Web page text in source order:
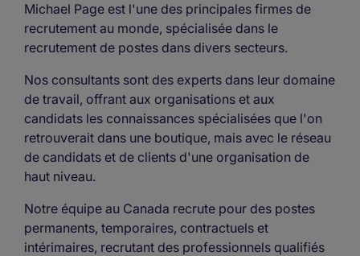
Michael Page est l'une des principales firmes de
recrutement au monde, spécialisée dans le
recrutement de postes dans divers secteurs.
Nos consultants sont des experts dans leur domaine
de travail, offrant aux organisations et aux
candidats les connaissances spécialisées que l'on
retrouverait dans une boutique, mais avec le réseau
de candidats et de clients d'une organisation de
haut niveau.
Notre équipe au Canada recrute pour des postes
permanents, temporaires, contractuels et
intérimaires, recrutant des professionnels qualifiés